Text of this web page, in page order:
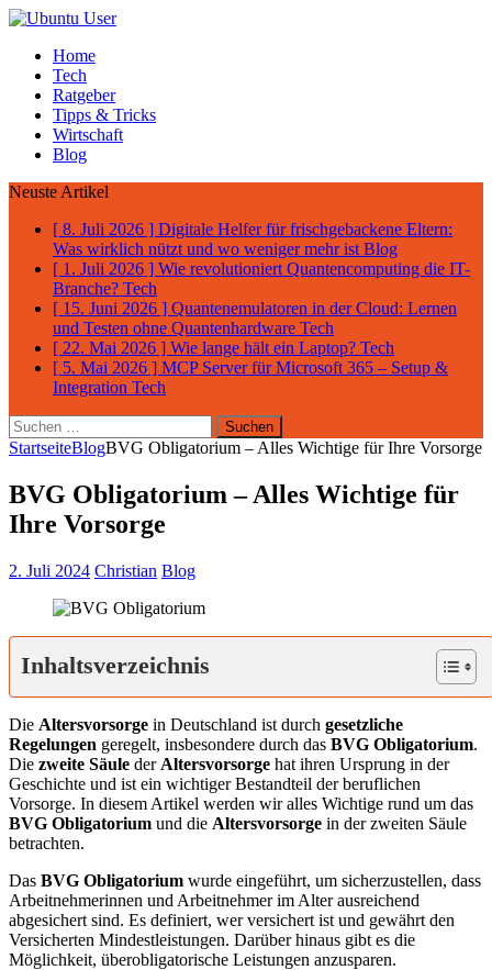
Home
Tech
Ratgeber
Tipps & Tricks
Wirtschaft
Blog
Neuste Artikel
[ 8. Juli 2026 ] Digitale Helfer für frischgebackene Eltern:
Was wirklich nützt und wo weniger mehr ist Blog
[ 1. Juli 2026 ] Wie revolutioniert Quantencomputing die IT-
Branche? Tech
[ 15. Juni 2026 ] Quantenemulatoren in der Cloud: Lernen
und Testen ohne Quantenhardware Tech
[ 22. Mai 2026 ] Wie lange hält ein Laptop? Tech
[ 5. Mai 2026 ] MCP Server für Microsoft 365 – Setup &
Integration Tech
Suchen
nach:
StartseiteBlogBVG Obligatorium – Alles Wichtige für Ihre Vorsorge
BVG Obligatorium – Alles Wichtige für
Ihre Vorsorge
2. Juli 2024 Christian Blog
Inhaltsverzeichnis
Die Altersvorsorge in Deutschland ist durch gesetzliche
Regelungen geregelt, insbesondere durch das BVG Obligatorium.
Die zweite Säule der Altersvorsorge hat ihren Ursprung in der
Geschichte und ist ein wichtiger Bestandteil der beruflichen
Vorsorge. In diesem Artikel werden wir alles Wichtige rund um das
BVG Obligatorium und die Altersvorsorge in der zweiten Säule
betrachten.
Das BVG Obligatorium wurde eingeführt, um sicherzustellen, dass
Arbeitnehmerinnen und Arbeitnehmer im Alter ausreichend
abgesichert sind. Es definiert, wer versichert ist und gewährt den
Versicherten Mindestleistungen. Darüber hinaus gibt es die
Möglichkeit, überobligatorische Leistungen anzusparen.